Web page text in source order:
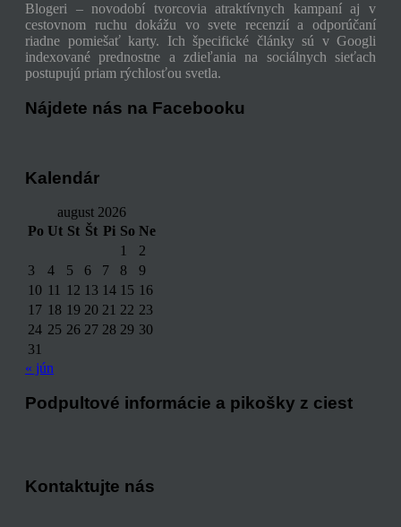
Blogeri – novodobí tvorcovia atraktívnych kampaní aj v
cestovnom ruchu dokážu vo svete recenzií a odporúčaní
riadne pomiešať karty. Ich špecifické články sú v Googli
indexované prednostne a zdieľania na sociálnych sieťach
postupujú priam rýchlosťou svetla.
Nájdete nás na Facebooku
Kalendár
august 2026
Po Ut St Št Pi So Ne
1
2
3
4 5 6 7 8
9
10 11 12 13 14 15 16
17 18 19 20 21 22 23
24 25 26 27 28 29 30
31
« jún
Podpultové informácie a pikošky z ciest
Kontaktujte nás